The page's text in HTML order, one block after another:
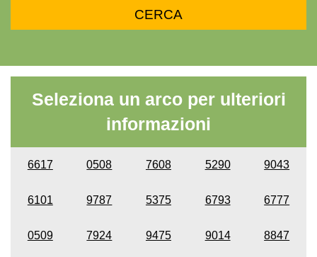
Seleziona un arco per ulteriori
informazioni
6617 0508 7608 5290 9043
6101 9787 5375 6793 6777
0509 7924 9475 9014 8847